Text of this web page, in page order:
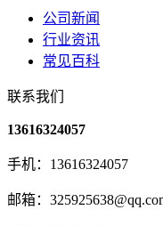
公司新闻
行业资讯
常见百科
联系我们
13616324057
手机：13616324057
邮箱：